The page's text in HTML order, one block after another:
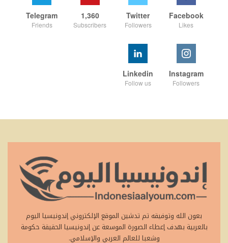
Facebook
Likes
Twitter
Followers
1,360
Subscribers
Telegram
Friends
Instagram
Followers
Linkedin
Follow us
بعون الله وتوفيقه تم تدشين الموقع الإلكتروني إندونيسيا اليوم
بالعربية بهدف إعطاء الصورة الموسعة عن إندونيسيا الحقيقة حكومة
وشعبا للعالم العربي والإسلامي.